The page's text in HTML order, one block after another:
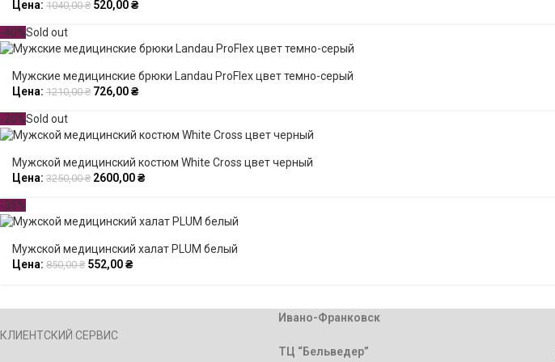
Цена: 1040,00₴ 520,00₴
-40%Sold out
Мужские медицинские брюки Landau ProFlex цвет темно-серый
Цена: 1210,00₴ 726,00₴
-20%Sold out
Мужской медицинский костюм White Cross цвет черный
Цена: 3250,00₴ 2600,00₴
-35%
Мужской медицинский халат PLUM белый
Цена: 850,00₴ 552,00₴
КЛИЕНТСКИЙ СЕРВИС
Ивано-Франковск
ТЦ “Бельведер”